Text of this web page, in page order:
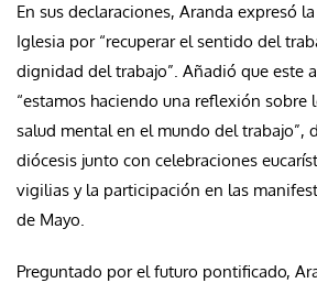
En sus declaraciones, Aranda expresó
Iglesia por “recuperar el sentido del
dignidad del trabajo”. Añadió que este
“estamos haciendo una reflexión sobre
salud mental en el mundo del trabajo”,
diócesis junto con celebraciones
vigilias y la participación en las
de Mayo.
Preguntado por el futuro pontificado,